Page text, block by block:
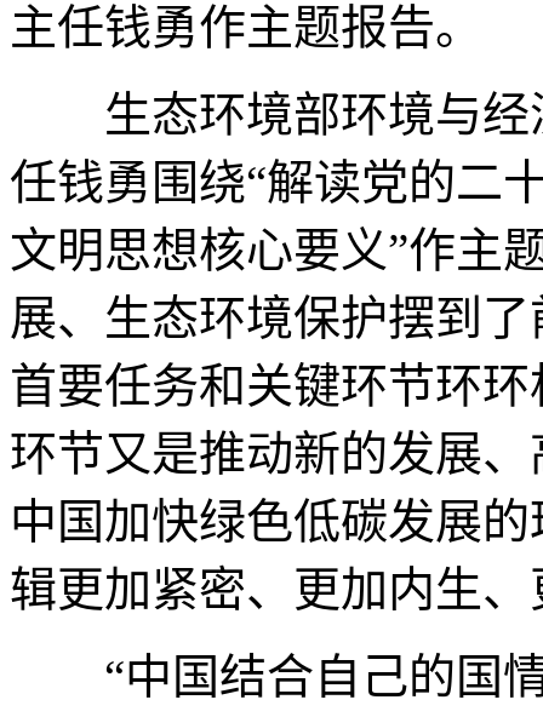
主任钱勇作主题报告。
生态环境部环境与经
任钱勇围绕“解读党的二
文明思想核心要义”作主
展、生态环境保护摆到
首要任务和关键环节环
环节又是推动新的发展
中国加快绿色低碳发展
辑更加紧密、更加内生
“中国结合自己的国情